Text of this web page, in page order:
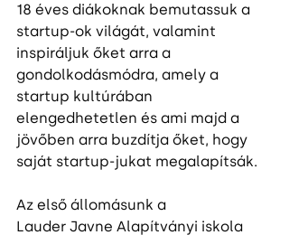
18 éves diákoknak bemutassuk a
startup-ok világát, valamint
inspiráljuk őket arra a
gondolkodásmódra, amely a
startup kultúrában
elengedhetetlen és ami majd a
jövőben arra buzdítja őket, hogy
saját startup-jukat megalapítsák.
Az első állomásunk a
Lauder Javne Alapítványi iskola